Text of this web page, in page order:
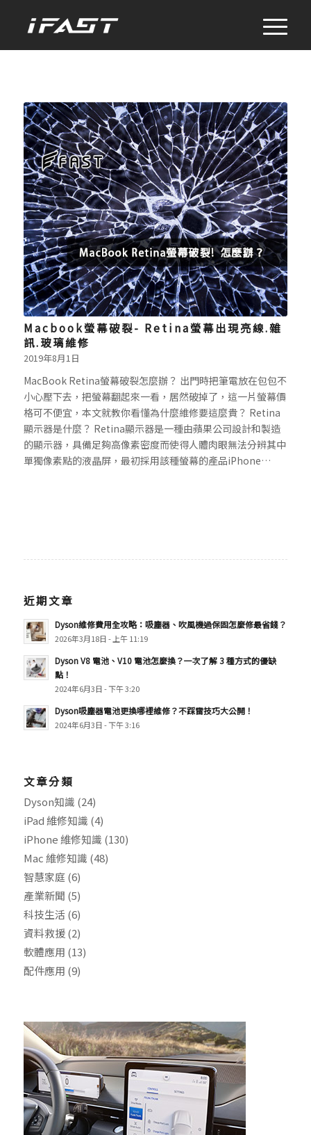
Macbook螢幕破裂- Retina螢幕出現亮線.雜
訊.玻璃維修
2019年8月1日
MacBook Retina螢幕破裂怎麼辦？ 出門時把筆電放在包包不
小心壓下去，把螢幕翻起來一看，居然破掉了，這一片螢幕價
格可不便宜，本文就教你看懂為什麼維修要這麼貴？ Retina
顯示器是什麼？ Retina顯示器是一種由蘋果公司設計和製造
的顯示器，具備足夠高像素密度而使得人體肉眼無法分辨其中
單獨像素點的液晶屏，最初採用該種螢幕的產品iPhone…
近期文章
Dyson維修費用全攻略：吸塵器、吹風機過保固怎麼修最省錢？
2026年3月18日 - 上午 11:19
Dyson V8 電池、V10 電池怎麼換？一次了解 3 種方式的優缺
點！
2024年6月3日 - 下午 3:20
Dyson吸塵器電池更換哪裡維修？不踩雷技巧大公開！
2024年6月3日 - 下午 3:16
文章分類
Dyson知識 (24)
iPad 維修知識 (4)
iPhone 維修知識 (130)
Mac 維修知識 (48)
智慧家庭(6)
產業新聞 (5)
科技生活(6)
資料救援(2)
軟體應用 (13)
配件應用 (9)